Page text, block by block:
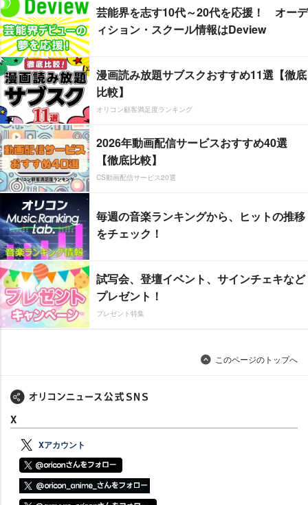
芸能界を志す10代～20代を応援！ オーデ
ィション・スクール情報はDeview
漫画読み放題サブスクおすすめ11選【徹底
比較】
オリコン顧客満足度ランキング
2026年動画配信サービスおすすめ40選
【徹底比較】
CS動画配信サービス20選
毎週の音楽ランキングから、ヒットの推移
をチェック！
試写会、登壇イベント、サインチェキなど
プレゼント！
プレゼント特集
このページのトップへ
X
Xアカウント